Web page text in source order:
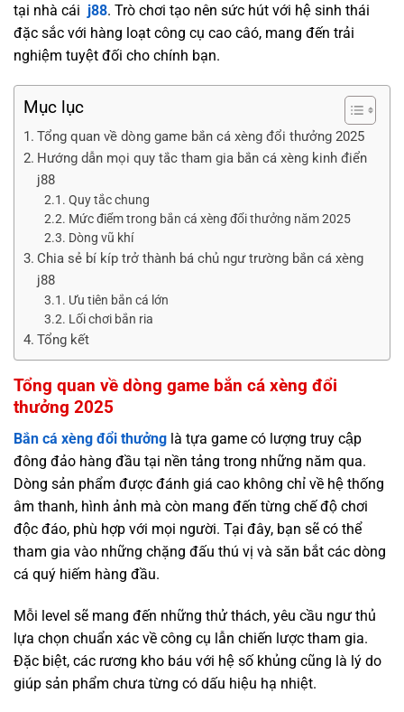
tại nhà cái j88. Trò chơi tạo nên sức hút với hệ sinh thái
đặc sắc với hàng loạt công cụ cao câó, mang đến trải
nghiệm tuyệt đối cho chính bạn.
Mục lục
Tổng quan về dòng game bắn cá xèng đổi thưởng 2025
Hướng dẫn mọi quy tắc tham gia bắn cá xèng kinh điển
j88
Quy tắc chung
Mức điểm trong bắn cá xèng đổi thưởng năm 2025
Dòng vũ khí
Chia sẻ bí kíp trở thành bá chủ ngư trường bắn cá xèng
j88
Ưu tiên bắn cá lớn
Lối chơi bắn ria
Tổng kết
Tổng quan về dòng game bắn cá xèng đổi
thưởng 2025
Bắn cá xèng đổi thưởng là tựa game có lượng truy cập
đông đảo hàng đầu tại nền tảng trong những năm qua.
Dòng sản phẩm được đánh giá cao không chỉ về hệ thống
âm thanh, hình ảnh mà còn mang đến từng chế độ chơi
độc đáo, phù hợp với mọi người. Tại đây, bạn sẽ có thể
tham gia vào những chặng đấu thú vị và săn bắt các dòng
cá quý hiếm hàng đầu.
Mỗi level sẽ mang đến những thử thách, yêu cầu ngư thủ
lựa chọn chuẩn xác về công cụ lẫn chiến lược tham gia.
Đặc biệt, các rương kho báu với hệ số khủng cũng là lý do
giúp sản phẩm chưa từng có dấu hiệu hạ nhiệt.